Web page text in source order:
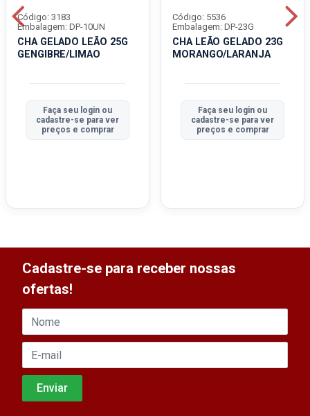
CHA GELADO LEÃO 25G
GENGIBRE/LIMAO
Código: 3183
Embalagem: DP-10UN
Faça seu login ou
cadastre-se para ver
preços e comprar
CHA LEÃO GELADO 23G
MORANGO/LARANJA
Código: 5536
Embalagem: DP-23G
Faça seu login ou
cadastre-se para ver
preços e comprar
Cadastre-se para receber nossas
ofertas!